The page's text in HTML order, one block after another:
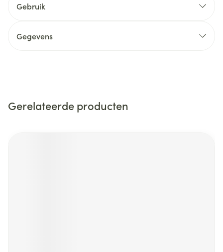
Gebruik
Gegevens
Gerelateerde producten